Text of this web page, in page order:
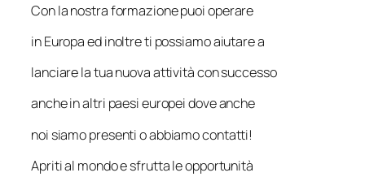
Con la nostra formazione puoi operare
in Europa ed inoltre ti possiamo aiutare a
lanciare la tua nuova attività con successo
anche in altri paesi europei dove anche
noi siamo presenti o abbiamo contatti!
Apriti al mondo e sfrutta le opportunità